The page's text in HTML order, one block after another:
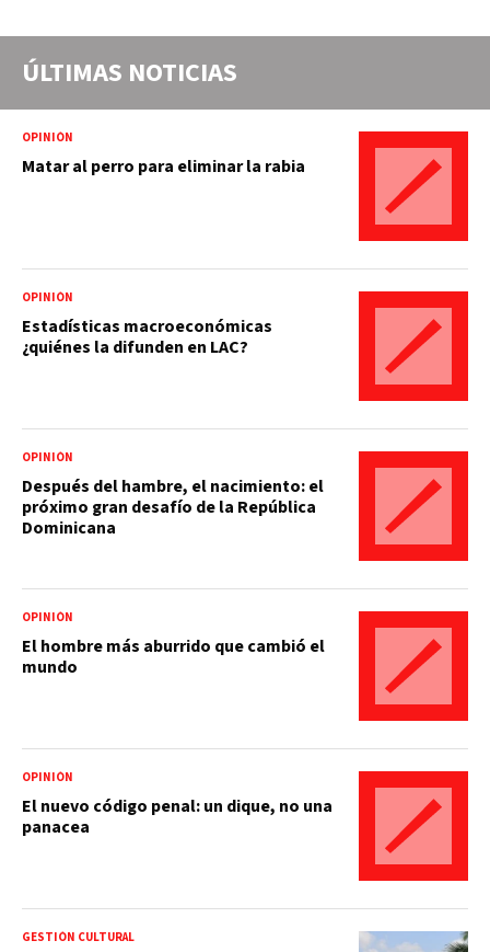
ÚLTIMAS NOTICIAS
OPINIÓN
Matar al perro para eliminar la rabia
OPINIÓN
Estadísticas macroeconómicas
¿quiénes la difunden en LAC?
OPINIÓN
Después del hambre, el nacimiento: el
próximo gran desafío de la República
Dominicana
OPINIÓN
El hombre más aburrido que cambió el
mundo
OPINIÓN
El nuevo código penal: un dique, no una
panacea
GESTIÓN CULTURAL